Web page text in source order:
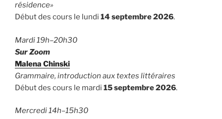
résidence»
Début des cours le lundi 14 septembre 2026.
Mardi 19h–20h30
Sur Zoom
Malena Chinski
Grammaire, introduction aux textes littéraires
Début des cours le mardi 15 septembre 2026.
Mercredi 14h–15h30